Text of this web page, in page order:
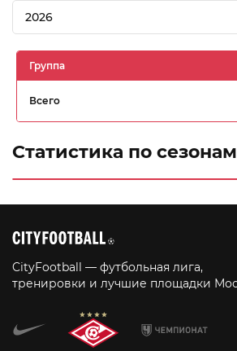
2026
Группа
Всего
Статистика по сезонам
CityFootball — футбольная лига,
тренировки и лучшие площадки